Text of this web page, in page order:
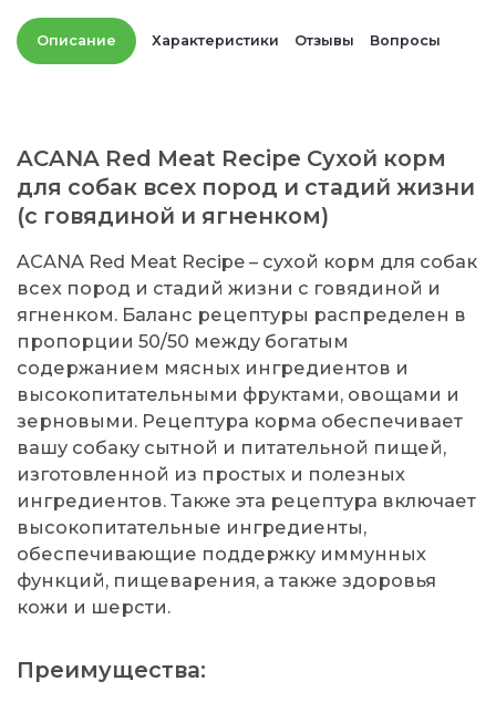
Описание Характеристики Отзывы Вопросы
ACANA Red Meat Recipe Сухой корм
для собак всех пород и стадий жизни
(с говядиной и ягненком)
ACANA Red Meat Recipe – сухой корм для собак
всех пород и стадий жизни с говядиной и
ягненком. Баланс рецептуры распределен в
пропорции 50/50 между богатым
содержанием мясных ингредиентов и
высокопитательными фруктами, овощами и
зерновыми. Рецептура корма обеспечивает
вашу собаку сытной и питательной пищей,
изготовленной из простых и полезных
ингредиентов. Также эта рецептура включает
высокопитательные ингредиенты,
обеспечивающие поддержку иммунных
функций, пищеварения, а также здоровья
кожи и шерсти.
Преимущества: